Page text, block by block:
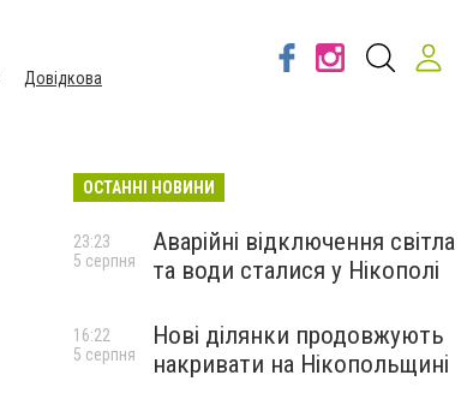
Довідкова
ОСТАННІ НОВИНИ
Аварійні відключення світла
та води сталися у Нікополі
23:23
5 серпня
Нові ділянки продовжують
накривати на Нікопольщині
16:22
5 серпня